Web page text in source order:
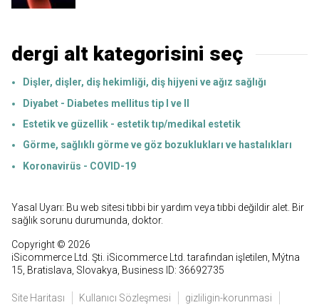
dergi alt kategorisini seç
Dişler, dişler, diş hekimliği, diş hijyeni ve ağız sağlığı
Diyabet - Diabetes mellitus tip I ve II
Estetik ve güzellik - estetik tıp/medikal estetik
Görme, sağlıklı görme ve göz bozuklukları ve hastalıkları
Koronavirüs - COVID-19
Yasal Uyarı: Bu web sitesi tıbbi bir yardım veya tıbbi değildir alet. Bir
sağlık sorunu durumunda, doktor.
Copyright © 2026
iSicommerce Ltd. Şti. iSicommerce Ltd. tarafından işletilen, Mýtna
15, Bratislava, Slovakya, Business ID: 36692735
Site Haritası Kullanıcı Sözleşmesi gizliligin-korunmasi